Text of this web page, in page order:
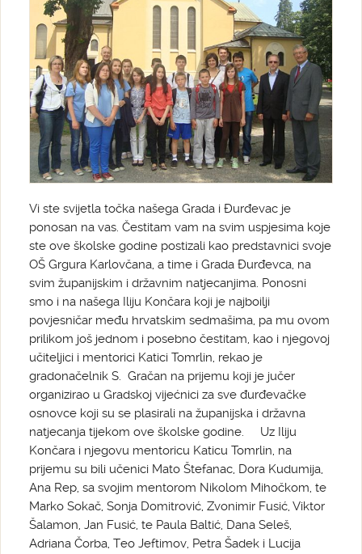
Vi ste svijetla točka našega Grada i Đurđevac je
ponosan na vas. Čestitam vam na svim uspjesima koje
ste ove školske godine postizali kao predstavnici svoje
OŠ Grgura Karlovčana, a time i Grada Đurđevca, na
svim županijskim i državnim natjecanjima. Ponosni
smo i na našega Iliju Končara koji je najboilji
povjesničar među hrvatskim sedmašima, pa mu ovom
prilikom još jednom i posebno čestitam, kao i njegovoj
učiteljici i mentorici Katici Tomrlin, rekao je
gradonačelnik S. Gračan na prijemu koji je jučer
organizirao u Gradskoj vijećnici za sve đurđevačke
osnovce koji su se plasirali na županijska i državna
natjecanja tijekom ove školske godine. Uz Iliju
Končara i njegovu mentoricu Katicu Tomrlin, na
prijemu su bili učenici Mato Štefanac, Dora Kudumija,
Ana Rep, sa svojim mentorom Nikolom Mihočkom, te
Marko Sokač, Sonja Domitrović, Zvonimir Fusić, Viktor
Šalamon, Jan Fusić, te Paula Baltić, Dana Seleš,
Adriana Čorba, Teo Jeftimov, Petra Šadek i Lucija